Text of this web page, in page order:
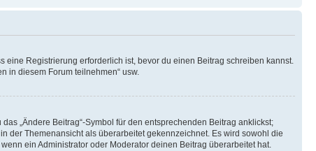
eine Registrierung erforderlich ist, bevor du einen Beitrag schreiben kannst.
in diesem Forum teilnehmen“ usw.
„Ändere Beitrag“-Symbol für den entsprechenden Beitrag anklickst;
der Themenansicht als überarbeitet gekennzeichnet. Es wird sowohl die
ein Administrator oder Moderator deinen Beitrag überarbeitet hat.